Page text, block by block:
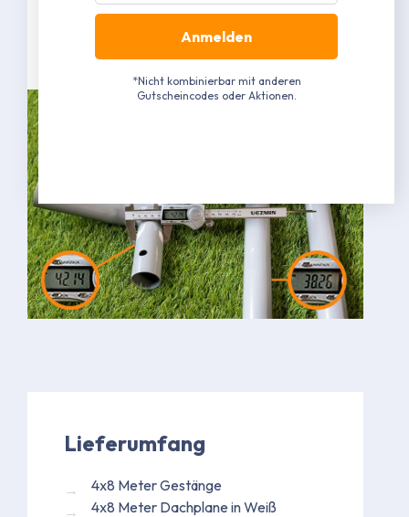
(Näherungswert)
Lieferumfang
4x8 Meter Gestänge
4x8 Meter Dachplane in Weiß
Anmelden
*Nicht kombinierbar mit anderen
Gutscheincodes oder Aktionen.